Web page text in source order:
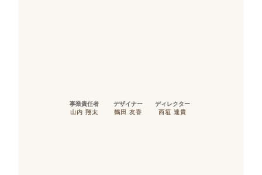
事業責任者
山内 翔太
デザイナー
鶴田 友香
ディレクター
西垣 達貴